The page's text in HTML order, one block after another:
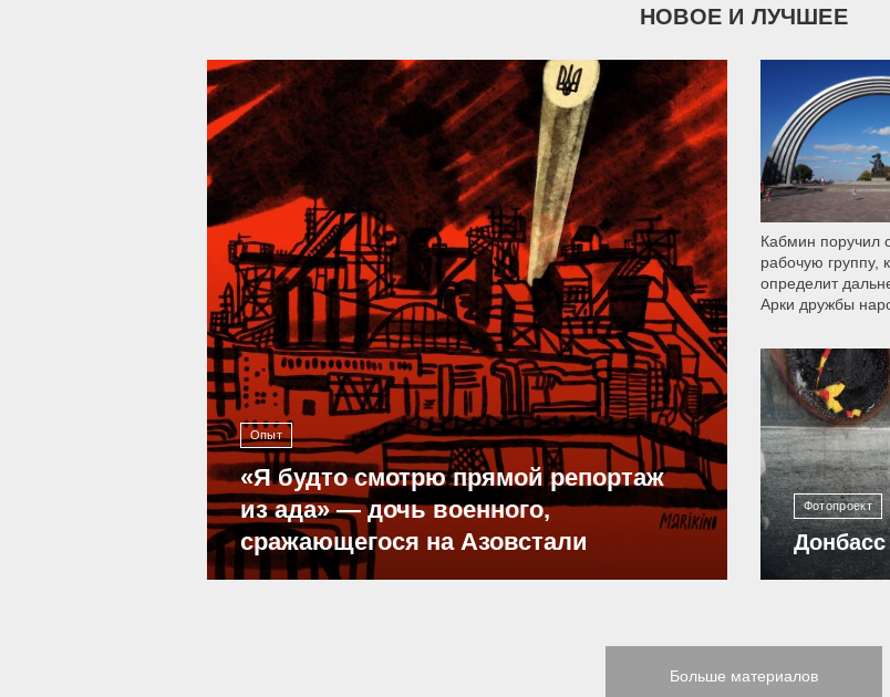
НОВОЕ И ЛУЧШЕЕ
Опыт
«Я будто смотрю прямой репортаж
из ада» — дочь военного,
сражающегося на Азовстали
39 294
Кабмин поручил
рабочую группу,
определит
Арки дружбы
9 790
Фотопроект
12 304
Больше материалов